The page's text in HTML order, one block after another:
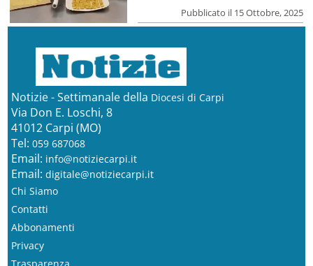
Pubblicato il 15 Ottobre, 2025
Notizie - Settimanale della Diocesi di Carpi
Via Don E. Loschi, 8
41012 Carpi (MO)
Tel: 059 687068
Email: info@notiziecarpi.it
Email: digitale@notiziecarpi.it
Chi Siamo
Contatti
Abbonamenti
Privacy